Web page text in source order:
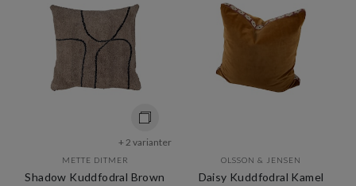
+ 2 varianter
METTE DITMER
Shadow Kuddfodral Brown
OLSSON & JENSEN
Daisy Kuddfodral Kamel